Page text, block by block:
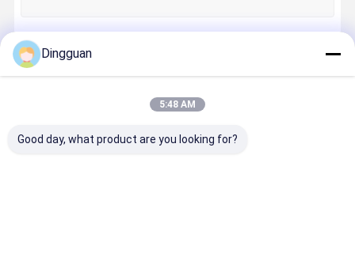
Dingguan
5:48 AM
Good day, what product are you looking for?